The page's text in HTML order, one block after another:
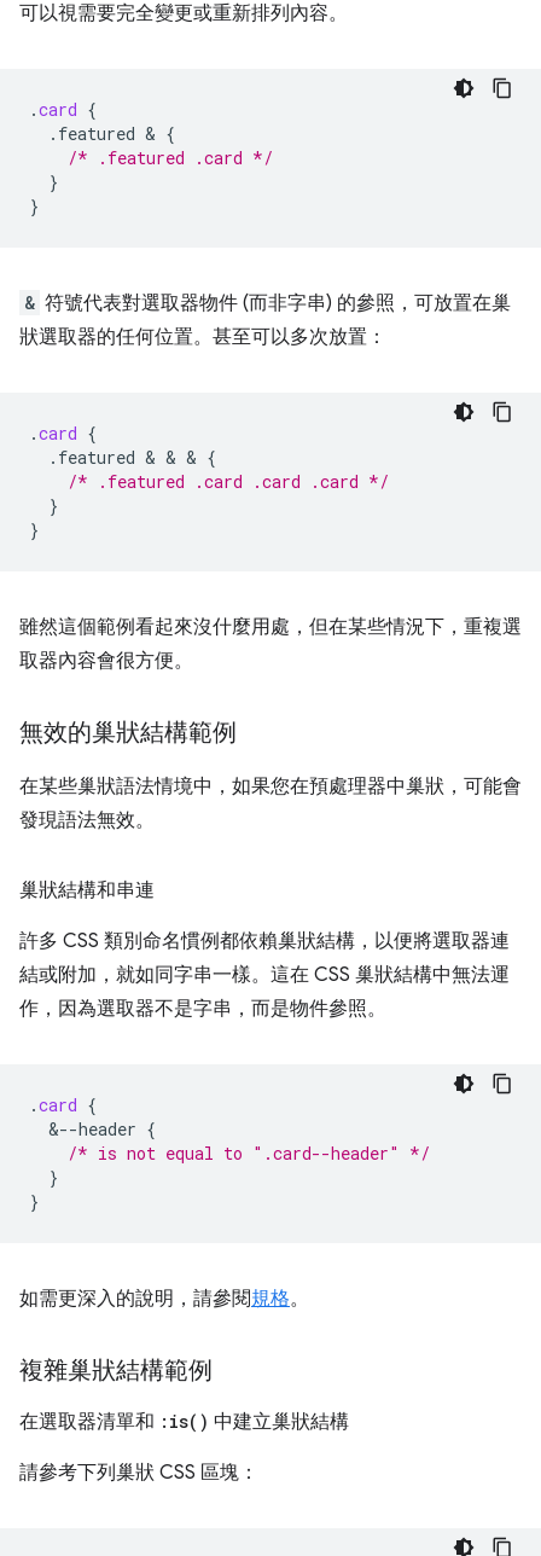
可以視需要完全變更或重新排列內容。
.card {
.featured & {
/* .featured .card */
}
}
& 符號代表對選取器物件 (而非字串) 的參照，可放置在巢
狀選取器的任何位置。甚至可以多次放置：
.card {
.featured & & & {
/* .featured .card .card .card */
}
}
雖然這個範例看起來沒什麼用處，但在某些情況下，重複選
取器內容會很方便。
無效的巢狀結構範例
在某些巢狀語法情境中，如果您在預處理器中巢狀，可能會
發現語法無效。
巢狀結構和串連
許多 CSS 類別命名慣例都依賴巢狀結構，以便將選取器連
結或附加，就如同字串一樣。這在 CSS 巢狀結構中無法運
作，因為選取器不是字串，而是物件參照。
.card {
&--header {
/* is not equal to ".card--header" */
}
}
如需更深入的說明，請參閱規格。
複雜巢狀結構範例
在選取器清單和 : is( ) 中建立巢狀結構
請參考下列巢狀 CSS 區塊：